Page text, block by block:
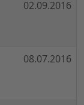
02.09.2016
08.07.2016